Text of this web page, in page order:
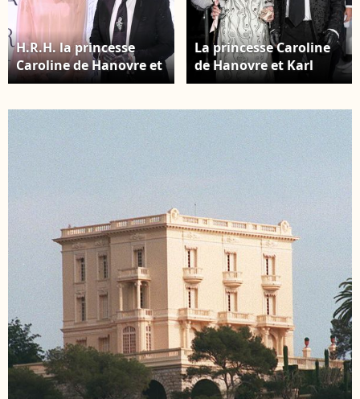
H.R.H. la princesse
Caroline de Hanovre et
Karl Lagerfeld - 64ème
thème de Manhattan,
imaginé par
K.Lagerfeld, au profit
de la Fondation
Sporting Monte Carlo à
Monaco. Le 24 mars
2018 © Olivier Huitel /
Pool Restreint Monaco
/ Bestimage
La princesse Caroline
de Hanovre et Karl
lagerfeld - Arrivées -
sur le thème de la
Sécession Viennoise,
imaginé par
K.Lagerfeld au profit
de la Fondation
Princesse Grace dans
la Salle des Etoiles au
Sporting Monte Carlo à
Monaco, le 18 mars
2017. Luc Castel /
Palais Princier / SBM
via Bestimage